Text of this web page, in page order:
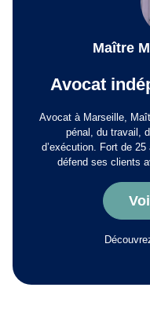
Maître
Avocat
Avocat à Marseille,
pénal, du travail,
d’exécution. Fort de
défend ses clients